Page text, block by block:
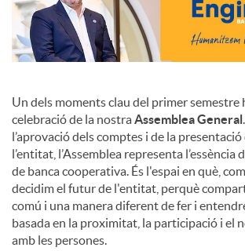
Un dels moments clau del primer semestre
celebració de la nostra Assemblea General
l’aprovació dels comptes i de la presentació
l’entitat, l’Assemblea representa l’essència
de banca cooperativa. És l'espai en què,
decidim el futur de l'entitat, perquè
comú i una manera diferent de fer i
basada en la proximitat, la participació i el
amb les persones.